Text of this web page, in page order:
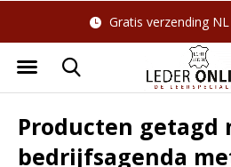
Gratis verzending
Producten getagd
bedrijfsagenda